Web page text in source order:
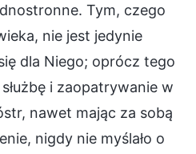
Tym, czego
nie jest jedynie
dla Niego; oprócz tego
i zaopatrywanie w
nawet mając za sobą
nigdy nie myślało o